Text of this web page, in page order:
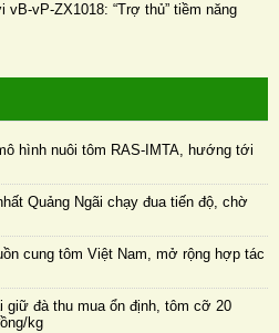
vP-ZX1018: “Trợ thủ” tiềm năng
hình nuôi tôm RAS-IMTA, hướng tới
Quảng Ngãi chạy đua tiến độ, chờ
cung tôm Việt Nam, mở rộng hợp tác
giữ đà thu mua ổn định, tôm cỡ 20
kg